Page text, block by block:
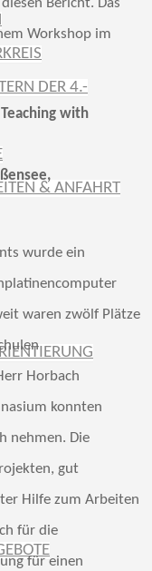
DER 4.-
& ANFAHRT
Bericht. Das
Workshop im
with
wurde ein
waren zwölf Plätze
Horbach
konnten
nehmen. Die
gut
Hilfe zum Arbeiten
für die
für einen